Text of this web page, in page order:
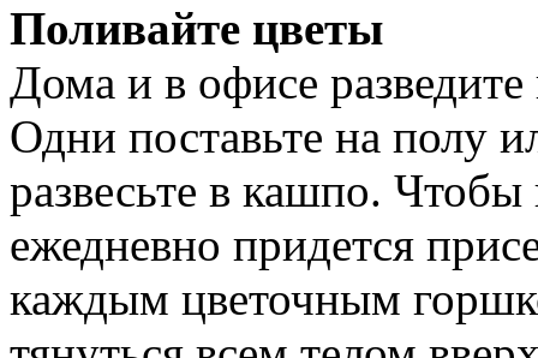
Поливайте цветы
Дома и в офисе
Одни поставьте на полу
развесьте в кашпо.
ежедневно придется
каждым цветочным